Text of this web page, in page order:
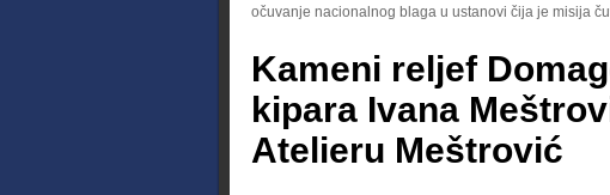
očuvanje nacionalnog blaga u ustanovi čija je misija
Kameni reljef
kipara Ivana
Atelieru Meštrović